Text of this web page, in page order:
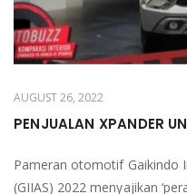
AUGUST 26, 2022
PENJUALAN XPANDER
Pameran otomotif Gaikindo
(GIIAS) 2022 menyajikan